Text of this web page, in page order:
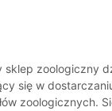
sklep zoologiczny
się w
zoologicznych.